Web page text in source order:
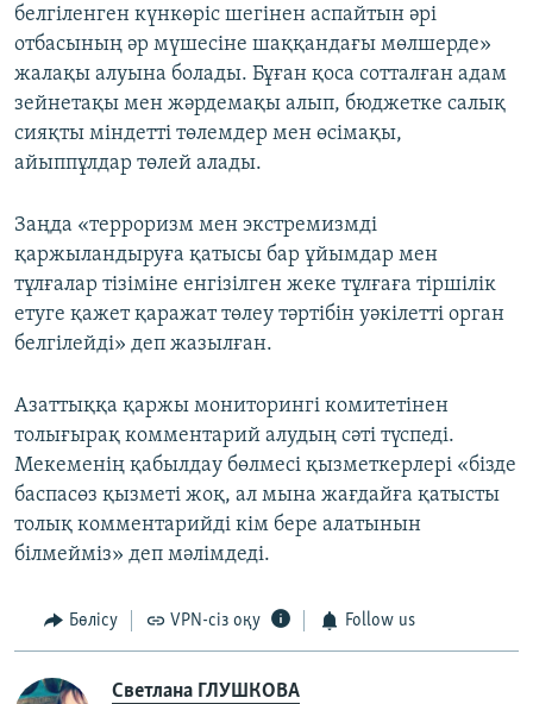
белгіленген күнкөріс шегінен аспайтын әрі
отбасының әр мүшесіне шаққандағы мөлшерде»
жалақы алуына болады. Бұған қоса сотталған адам
зейнетақы мен жәрдемақы алып, бюджетке салық
сияқты міндетті төлемдер мен өсімақы,
айыппұлдар төлей алады.
Заңда «терроризм мен экстремизмді
қаржыландыруға қатысы бар ұйымдар мен
тұлғалар тізіміне енгізілген жеке тұлғаға тіршілік
етуге қажет қаражат төлеу тәртібін уәкілетті орган
белгілейді» деп жазылған.
Азаттыққа қаржы мониторингі комитетінен
толығырақ комментарий алудың сәті түспеді.
Мекеменің қабылдау бөлмесі қызметкерлері «бізде
баспасөз қызметі жоқ, ал мына жағдайға қатысты
толық комментарийді кім бере алатынын
білмейміз» деп мәлімдеді.
Бөлісу VPN-сіз оқу Follow us
Светлана ГЛУШКОВА